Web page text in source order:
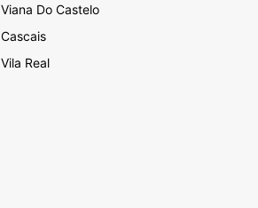
Viana Do Castelo
Cascais
Vila Real